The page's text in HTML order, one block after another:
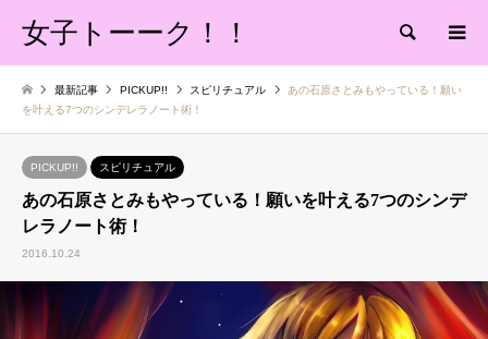
女子トーーク！！ 検索
最新記事 PICKUP!! スピリチュアル
あの石原さとみもやっている！願い
を叶える7つのシンデレラノート術！
PICKUP!! スピリチュアル
あの石原さとみもやっている！願いを叶える7つのシンデ
レラノート術！
2016.10.24